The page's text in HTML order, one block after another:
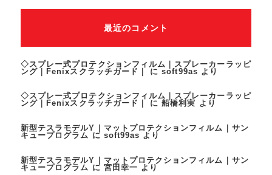
最近のコメント
◇スプレー式プロテクションフィルム｜スプレーカーラッピ
ング｜Fenixスクラッチガード｜
にsoft99as より
◇スプレー式プロテクションフィルム｜スプレーカーラッピ
ング｜Fenixスクラッチガード｜
に船橋利実 より
新型テスラモデルY｜マットプロテクションフィルム｜サン
キュープログラム に soft99as より
新型テスラモデルY｜マットプロテクションフィルム｜サン
キュープログラム
に 宮田幸一 より